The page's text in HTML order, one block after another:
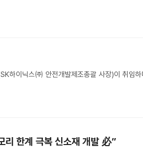
하이닉스㈜ 안전개발제조총괄 사장)이 취임
한계 극복 신소재 개발 必”